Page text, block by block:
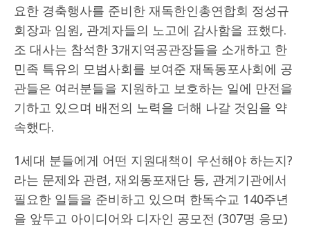
요한 경축행사를 준비한 재독한인총연합회 정성규
회장과 임원, 관계자들의 노고에 감사함을 표했다.
조 대사는 참석한 3개지역공관장들을 소개하고 한
민족 특유의 모범사회를 보여준 재독동포사회에 공
관들은 여러분들을 지원하고 보호하는 일에 만전을
기하고 있으며 배전의 노력을 더해 나갈 것임을 약
속했다.
1세대 분들에게 어떤 지원대책이 우선해야 하는지?
라는 문제와 관련, 재외동포재단 등, 관계기관에서
필요한 일들을 준비하고 있으며 한독수교 140주년
을 앞두고 아이디어와 디자인 공모전 (307명 응모)